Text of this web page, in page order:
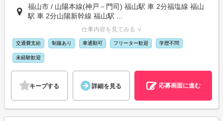
福山市 / 山陽本線(神戸－門司) 福山駅 車 2分福塩線 福山
駅 車 2分山陽新幹線 福山駅 ...
仕事内容を見てみる ∨
交通費支給 制服あり 車通勤可 フリーター歓迎 学歴不問
未経験歓迎
キープする 詳細を見る 応募画面に進む